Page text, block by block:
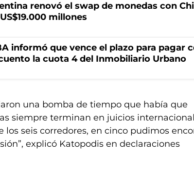
renovó el swap de monedas con
millones
informó que vence el plazo para pagar
la cuota 4 del Inmobiliario Urbano
una bomba de tiempo que había que
siempre terminan en juicios
los seis corredores, en cinco pudimos
explicó Katopodis en declaraciones